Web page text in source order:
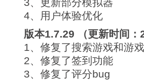
4、用户体验优化
版本1.7.29 （更新时间
1、修复了搜索游戏和游
2、修复了签到功能
3、修复了评分bug